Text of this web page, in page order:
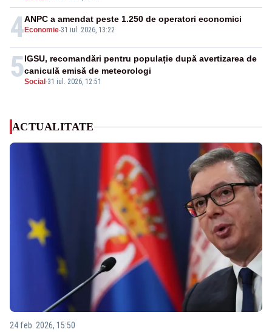
4 Economie-31 iul. 2026, 13:22
ANPC a amendat peste 1.250 de operatori economici
5Social -31 iul. 2026, 12:51
IGSU, recomandări pentru populație după avertizarea de
caniculă emisă de meteorologi
ACTUALITATE
24 feb. 2026, 15:50